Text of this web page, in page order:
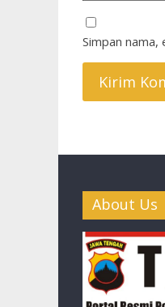
Simpan
About Us